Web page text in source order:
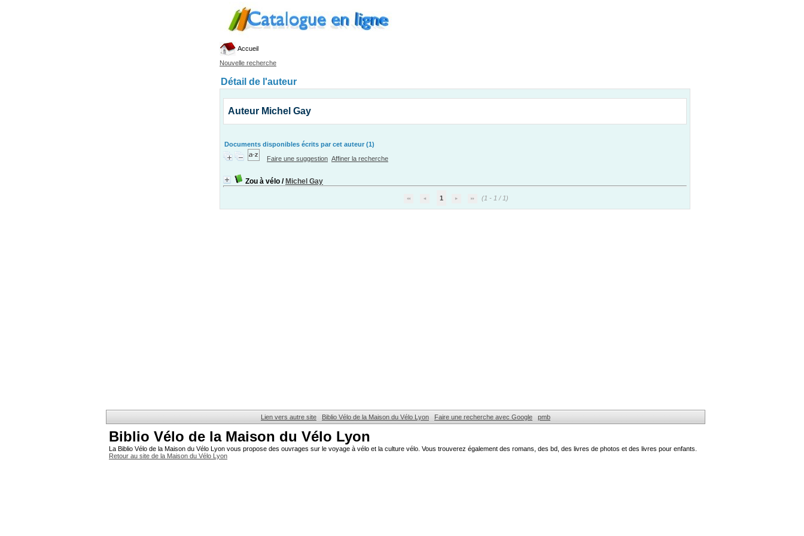
Accueil
Nouvelle recherche
Détail de l'auteur
Auteur Michel Gay
Documents disponibles écrits par cet auteur (1)
Faire une suggestion Affiner la recherche
Zou à vélo / Michel Gay
1 (1 - 1 / 1)
Lien vers autre site Biblio Vélo de la Maison du Vélo Lyon Faire une recherche avec Google pmb
Biblio Vélo de la Maison du Vélo Lyon
La Biblio Vélo de la Maison du Vélo Lyon vous propose des ouvrages sur le voyage à vélo et la culture vélo. Vous trouverez également des romans, des bd, des livres de photos et des livres pour enfants.
Retour au site de la Maison du Vélo Lyon